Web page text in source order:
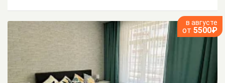
в августе
от 5500₽